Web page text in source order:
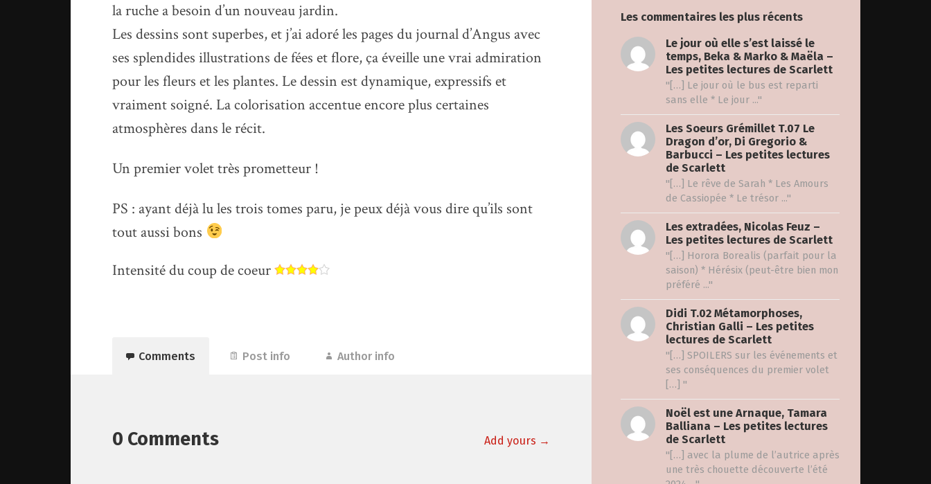
Les commentaires les plus récents
Le jour où elle s’est laissé le
temps, Beka & Marko & Maëla –
Les petites lectures de Scarlett
"[…] Le jour où le bus est reparti
sans elle * Le jour ..."
Les Soeurs Grémillet T.07 Le
Dragon d’or, Di Gregorio &
Barbucci – Les petites lectures
de Scarlett
"[…] Le rêve de Sarah * Les Amours
de Cassiopée * Le trésor ..."
Les extradées, Nicolas Feuz –
Les petites lectures de Scarlett
"[…] Horora Borealis (parfait pour la
saison) * Hérésix (peut-être bien mon
préféré ..."
Didi T.02 Métamorphoses,
Christian Galli – Les petites
lectures de Scarlett
"[…] SPOILERS sur les événements et
ses conséquences du premier volet
[…] "
Noël est une Arnaque, Tamara
Balliana – Les petites lectures
de Scarlett
"[…] avec la plume de l’autrice après
une très chouette découverte l’été
la ruche a besoin d’un nouveau jardin.
Les dessins sont superbes, et j’ai adoré les pages du journal d’Angus avec
ses splendides illustrations de fées et flore, ça éveille une vrai admiration
pour les fleurs et les plantes. Le dessin est dynamique, expressifs et
vraiment soigné. La colorisation accentue encore plus certaines
atmosphères dans le récit.
Un premier volet très prometteur !
PS : ayant déjà lu les trois tomes paru, je peux déjà vous dire qu’ils sont
tout aussi bons
Intensité du coup de coeur
Comments Post info Author info
0 Comments Add yours →